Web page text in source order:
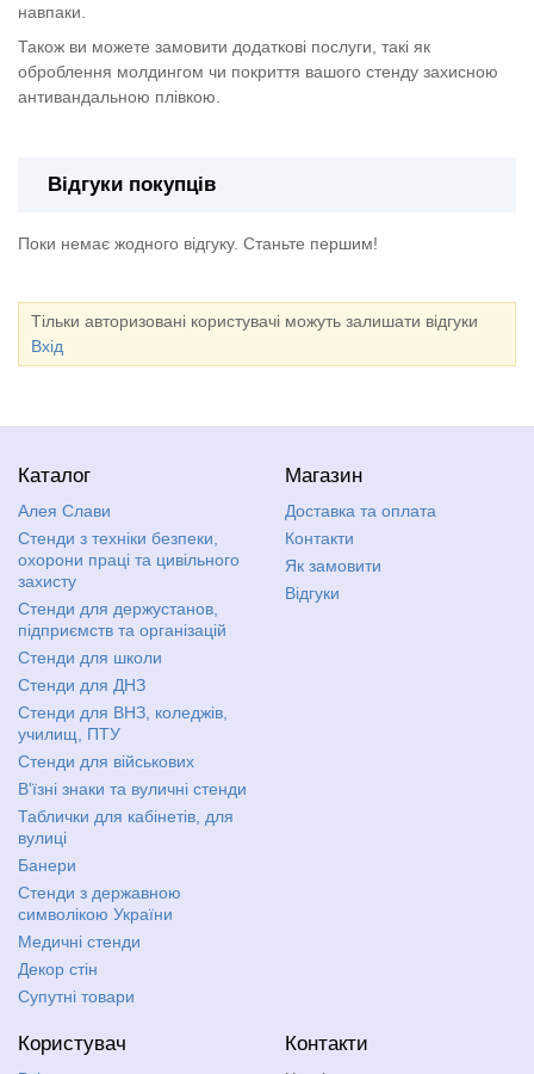
навпаки.
Також ви можете замовити додаткові послуги, такі як
оброблення молдингом чи покриття вашого стенду захисною
антивандальною плівкою.
Відгуки покупців
Поки немає жодного відгуку. Станьте першим!
Тільки авторизовані користувачі можуть залишати відгуки
Вхід
Каталог
Алея Слави
Стенди з техніки безпеки,
охорони праці та цивільного
захисту
Стенди для держустанов,
підприємств та організацій
Стенди для школи
Стенди для ДНЗ
Стенди для ВНЗ, коледжів,
училищ, ПТУ
Стенди для військових
В'їзні знаки та вуличні стенди
Таблички для кабінетів, для
вулиці
Банери
Стенди з державною
символікою України
Медичні стенди
Декор стін
Супутні товари
Магазин
Доставка та оплата
Контакти
Як замовити
Відгуки
Користувач Контакти